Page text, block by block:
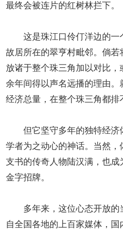
最终会被连片的红树林拦下。
这是珠江口伶仃洋边的一
故居所在的翠亨村毗邻。倘若
放诸于整个珠三角加以对比
余年间得以声名远播的理由。
经济总量，在整个珠三角都排
但它坚守多年的独特经济
学者为之动心的神话。当然
支书的传奇人物陆汉满，也成
金字招牌。
多年来，这位心态开放的
自全国各地的上百家媒体，